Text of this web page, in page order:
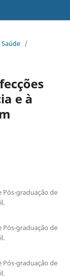
/
e à
Pós-graduação de
Pós-graduação de
Pós-graduação de